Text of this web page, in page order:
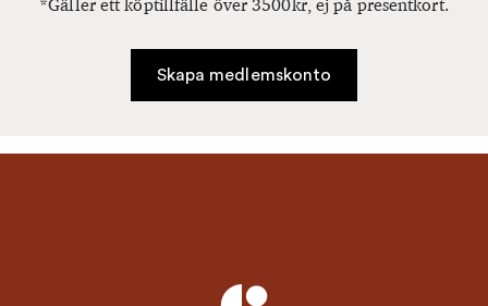
*Gäller ett köptillfälle över 3500kr, ej på presentkort.
Skapa medlemskonto